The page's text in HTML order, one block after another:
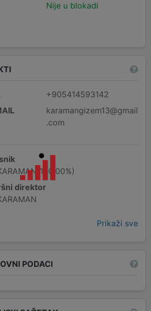
Nije u blokadi
+905414593142
karamangizem13@gmail
.com
direktor
Prikaži sve
PODACI